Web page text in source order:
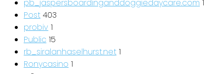
pb_jaspersboardinganddoggiedaycare.com 1
Post 403
probiv 1
Public 15
rb_siralanhaselhurst.net 1
Ronycasino 1